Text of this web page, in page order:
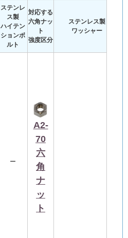
ステンレ
ス製
ハイテン
ションボ
ルト
対応する
六角ナッ
ト
強度区分
ステンレス製
ワッシャー
ー
A2-
70
六
角
ナ
ッ
ト